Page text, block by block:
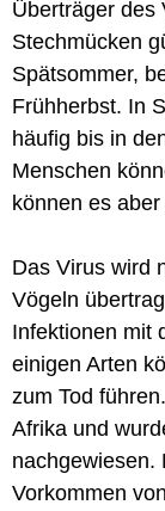
Überträger des
Stechmücken
Spätsommer,
Frühherbst. In
häufig bis in
Menschen
können es
Das Virus wird
Vögeln
Infektionen mit
einigen Arten
zum Tod
Afrika und
nachgewiesen.
Vorkommen